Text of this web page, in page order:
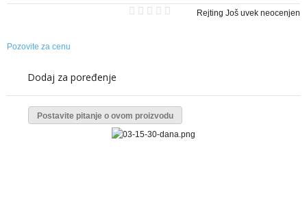
Mala škola letenja
Prodaja i cene rc automobila
Galerija Slika
Rejting Još uvek neocenjen
Pozovite za cenu
Dodaj za poređenje
Postavite pitanje o ovom proizvodu